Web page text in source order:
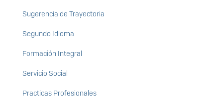
Sugerencia de Trayectoria
Segundo Idioma
Formación Integral
Servicio Social
Practicas Profesionales